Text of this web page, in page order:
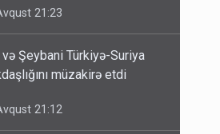
21:23
və Şeybani Türkiyə-Suriya
müzakirə etdi
21:12